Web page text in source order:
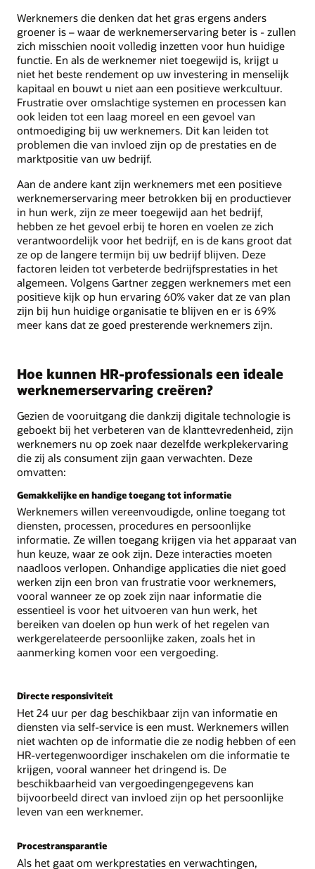
Werknemers die denken dat het gras ergens anders
groener is – waar de werknemerservaring beter is - zullen
zich misschien nooit volledig inzetten voor hun huidige
functie. En als de werknemer niet toegewijd is, krijgt u
niet het beste rendement op uw investering in menselijk
kapitaal en bouwt u niet aan een positieve werkcultuur.
Frustratie over omslachtige systemen en processen kan
ook leiden tot een laag moreel en een gevoel van
ontmoediging bij uw werknemers. Dit kan leiden tot
problemen die van invloed zijn op de prestaties en de
marktpositie van uw bedrijf.
Aan de andere kant zijn werknemers met een positieve
werknemerservaring meer betrokken bij en productiever
in hun werk, zijn ze meer toegewijd aan het bedrijf,
hebben ze het gevoel erbij te horen en voelen ze zich
verantwoordelijk voor het bedrijf, en is de kans groot dat
ze op de langere termijn bij uw bedrijf blijven. Deze
factoren leiden tot verbeterde bedrijfsprestaties in het
algemeen. Volgens Gartner zeggen werknemers met een
positieve kijk op hun ervaring 60% vaker dat ze van plan
zijn bij hun huidige organisatie te blijven en er is 69%
meer kans dat ze goed presterende werknemers zijn.
Hoe kunnen HR-professionals een ideale
werknemerservaring creëren?
Gezien de vooruitgang die dankzij digitale technologie is
geboekt bij het verbeteren van de klanttevredenheid, zijn
werknemers nu op zoek naar dezelfde werkplekervaring
die zij als consument zijn gaan verwachten. Deze
omvatten:
Gemakkelijke en handige toegang tot informatie
Werknemers willen vereenvoudigde, online toegang tot
diensten, processen, procedures en persoonlijke
informatie. Ze willen toegang krijgen via het apparaat van
hun keuze, waar ze ook zijn. Deze interacties moeten
naadloos verlopen. Onhandige applicaties die niet goed
werken zijn een bron van frustratie voor werknemers,
vooral wanneer ze op zoek zijn naar informatie die
essentieel is voor het uitvoeren van hun werk, het
bereiken van doelen op hun werk of het regelen van
werkgerelateerde persoonlijke zaken, zoals het in
aanmerking komen voor een vergoeding.
Directe responsiviteit
Het 24 uur per dag beschikbaar zijn van informatie en
diensten via self-service is een must. Werknemers willen
niet wachten op de informatie die ze nodig hebben of een
HR-vertegenwoordiger inschakelen om die informatie te
krijgen, vooral wanneer het dringend is. De
beschikbaarheid van vergoedingengegevens kan
bijvoorbeeld direct van invloed zijn op het persoonlijke
leven van een werknemer.
Procestransparantie
Als het gaat om werkprestaties en verwachtingen,